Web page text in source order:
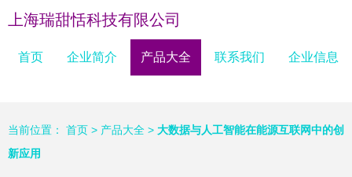
上海瑞甜恬科技有限公司
首页 企业简介 产品大全 联系我们 企业信息
当前位置： 首页 > 产品大全 > 大数据与人工智能在能源互联网中的创
新应用